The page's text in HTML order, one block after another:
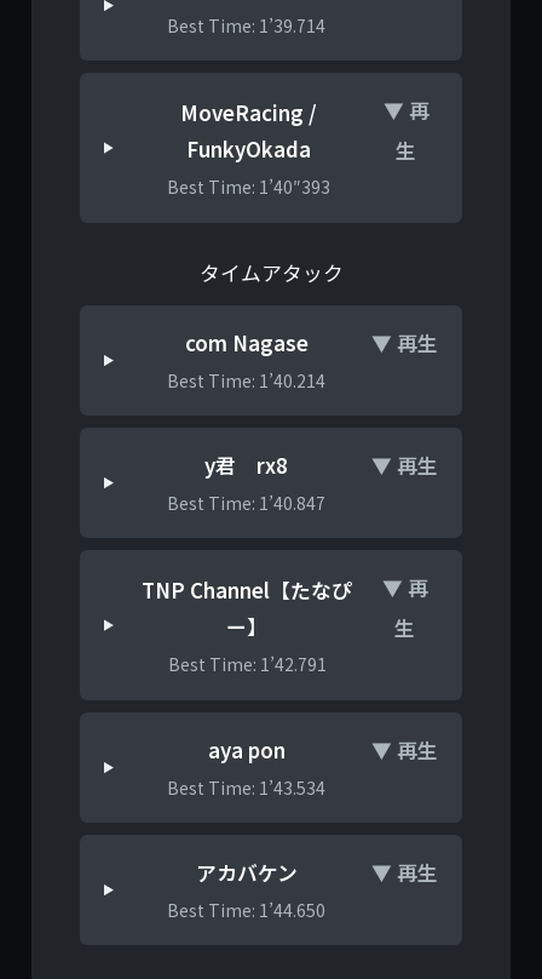
Best Time: 1’39.714
MoveRacing /
FunkyOkada
Best Time: 1’40″393
▼ 再
生
タイムアタック
com Nagase
Best Time: 1’40.214
▼ 再生
y君 rx8
Best Time: 1’40.847
▼ 再生
TNP Channel【たなぴ
ー】
Best Time: 1’42.791
▼ 再
生
aya pon
Best Time: 1’43.534
▼ 再生
アカバケン
Best Time: 1’44.650
▼ 再生